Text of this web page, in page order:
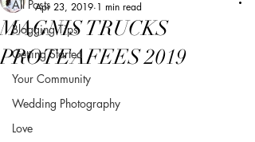
All Posts
Blogging Tips
Getting Started
Your Community
Wedding Photography
Love
MAGNIS TRUCKS
PROTEAFEES 2019
Apr 23, 2019 1 min read